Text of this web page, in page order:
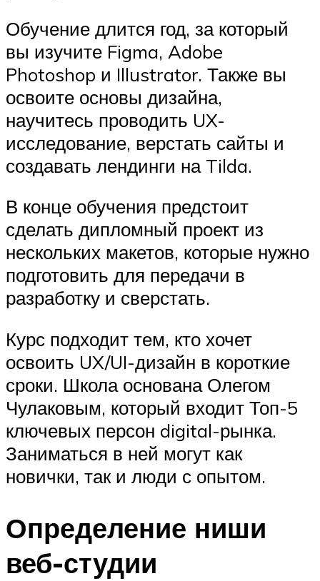
Обучение длится год, за который
вы изучите Figma, Adobe
Photoshop и Illustrator. Также вы
освоите основы дизайна,
научитесь проводить UX-
исследование, верстать сайты и
создавать лендинги на Tilda.
В конце обучения предстоит
сделать дипломный проект из
нескольких макетов, которые нужно
подготовить для передачи в
разработку и сверстать.
Курс подходит тем, кто хочет
освоить UX/UI-дизайн в короткие
сроки. Школа основана Олегом
Чулаковым, который входит Топ-5
ключевых персон digital-рынка.
Заниматься в ней могут как
новички, так и люди с опытом.
Определение ниши
веб-студии